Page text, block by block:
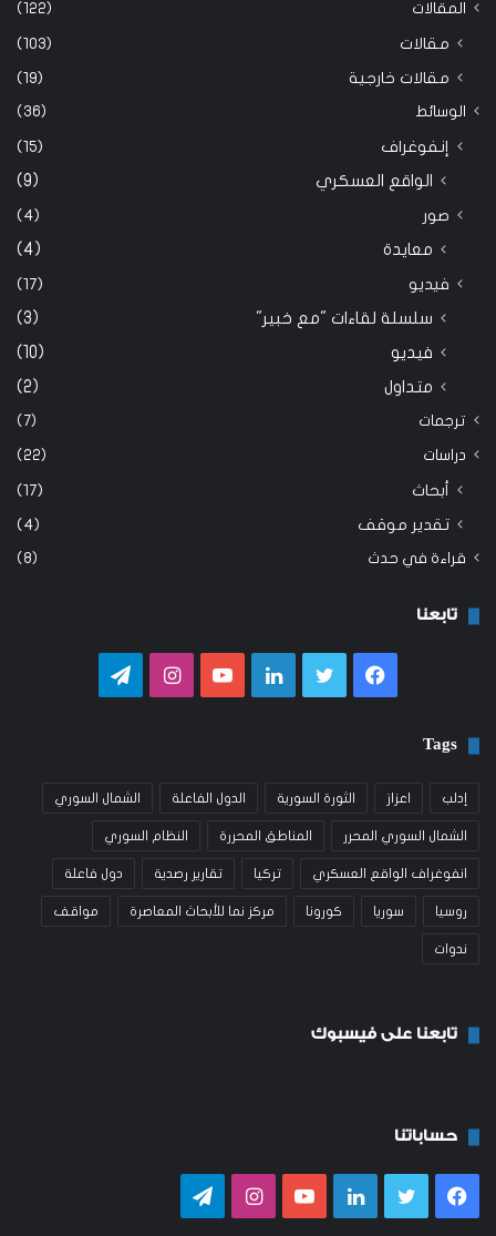
المقالات (122)
مقالات (103)
مقالات خارجية (19)
الوسائط (36)
إنفوغراف (15)
الواقع العسكري (9)
صور (4)
معايدة (4)
فيديو (17)
سلسلة لقاءات "مع خبير"
(3)
فيديو
(10)
متداول
(2)
ترجمات (7)
دراسات (22)
أبحاث (17)
تقدير موقف (4)
قراءة في حدث (8)
تابعنا
فيسبوكتويتر لينكدإنيوتيوبانستقرامتيلقرام
Tags
إدلب اعزاز الثورة السورية الدول الفاعلة الشمال السوري
الشمال السوري المحرر المناطق المحررة النظام السوري
انفوغراف الواقع العسكري تركيا تقارير رصدية دول فاعلة
روسيا سوريا كورونا مركز نما للأبحاث المعاصرة مواقف
ندوات
تابعنا على فيسبوك
حساباتنا
فيسبوكتويتر لينكدإنيوتيوبانستقرامتيلقرام